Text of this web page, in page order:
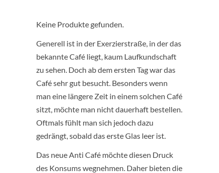
Keine Produkte gefunden.
Generell ist in der Exerzierstraße, in der das
bekannte Café liegt, kaum Laufkundschaft
zu sehen. Doch ab dem ersten Tag war das
Café sehr gut besucht. Besonders wenn
man eine längere Zeit in einem solchen Café
sitzt, möchte man nicht dauerhaft bestellen.
Oftmals fühlt man sich jedoch dazu
gedrängt, sobald das erste Glas leer ist.
Das neue Anti Café möchte diesen Druck
des Konsums wegnehmen. Daher bieten die